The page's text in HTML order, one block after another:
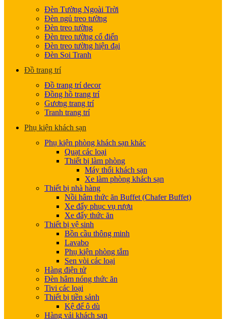
Đèn Tường Ngoài Trời
Đèn ngủ treo tường
Đèn treo tường
Đèn treo tường cổ điển
Đèn treo tường hiện đại
Đèn Soi Tranh
Đồ trang trí
Đồ trang trí decor
Đồng hồ trang trí
Gương trang trí
Tranh trang trí
Phụ kiện khách sạn
Phụ kiện phòng khách sạn khác
Quạt các loại
Thiết bị làm phòng
Máy thổi khách sạn
Xe làm phòng khách sạn
Thiết bị nhà hàng
Nồi hâm thức ăn Buffet (Chafer Buffet)
Xe đẩy phục vụ rượu
Xe đẩy thức ăn
Thiết bị vệ sinh
Bồn cầu thông minh
Lavabo
Phụ kiện phòng tắm
Sen vòi các loại
Hàng điện tử
Đèn hâm nóng thức ăn
Tivi các loại
Thiết bị tiền sảnh
Kệ để ô dù
Hàng vải khách sạn